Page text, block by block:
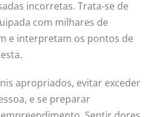
incorretas. Trata-se de
com milhares de
e interpretam os pontos de
apropriados, evitar exceder
e se preparar